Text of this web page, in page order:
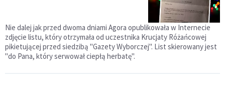
Nie dalej jak przed dwoma dniami Agora opublikowała w Internecie
zdjęcie listu, który otrzymała od uczestnika Krucjaty Różańcowej
pikietującej przed siedzibą "Gazety Wyborczej". List skierowany jest
"do Pana, który serwował ciepłą herbatę".